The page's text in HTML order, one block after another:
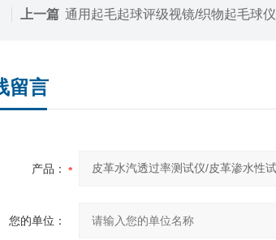
上一篇 通用起毛起球评级视镜/织物起毛球仪
留言
产品：
您的单位：